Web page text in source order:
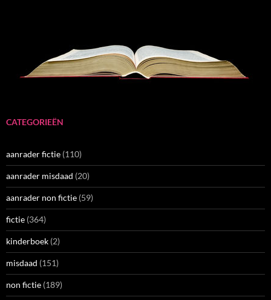
CATEGORIEËN
aanrader fictie (110)
aanrader misdaad (20)
aanrader non fictie (59)
fictie (364)
kinderboek (2)
misdaad (151)
non fictie (189)